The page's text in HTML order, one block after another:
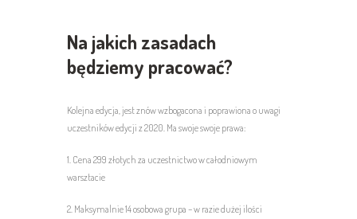
Na jakich zasadach
będziemy pracować?
Kolejna edycja, jest znów wzbogacona i poprawiona o uwagi
uczestników edycji z 2020. Ma swojeswoje prawa:
1. Cena 299 złotych za uczestnictwo w całodniowym
warsztacie
2. Maksymalnie 14 osobowa grupa – w razie dużej ilości